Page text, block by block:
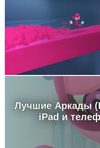
Лучшие Аркады
iPad и